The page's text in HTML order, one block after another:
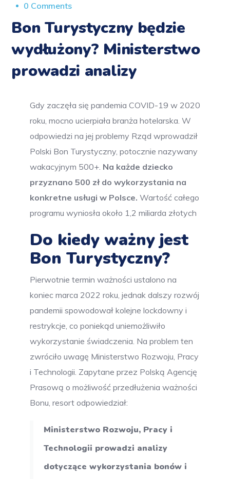
0 Comments
Bon Turystyczny będzie
wydłużony? Ministerstwo
prowadzi analizy
Gdy zaczęła się pandemia COVID-19 w 2020
roku, mocno ucierpiała branża hotelarska. W
odpowiedzi na jej problemy Rząd wprowadził
Polski Bon Turystyczny, potocznie nazywany
wakacyjnym 500+. Na każde dziecko
przyznano 500 zł do wykorzystania na
konkretne usługi w Polsce. Wartość całego
programu wyniosła około 1,2 miliarda złotych
Do kiedy ważny jest
Bon Turystyczny?
Pierwotnie termin ważności ustalono na
koniec marca 2022 roku, jednak dalszy rozwój
pandemii spowodował kolejne lockdowny i
restrykcje, co poniekąd uniemożliwiło
wykorzystanie świadczenia. Na problem ten
zwróciło uwagę Ministerstwo Rozwoju, Pracy
i Technologii. Zapytane przez Polską Agencję
Prasową o możliwość przedłużenia ważności
Bonu, resort odpowiedział:
Ministerstwo Rozwoju, Pracy i
Technologii prowadzi analizy
dotyczące wykorzystania bonów i